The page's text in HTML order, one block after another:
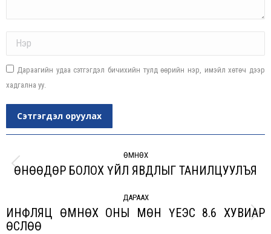
Дараагийн удаа сэтгэгдэл бичихийн тулд өөрийн нэр, имэйл хөтөч дээр
хадгална уу.
Сэтгэгдэл оруулах
navigation
ӨМНӨХ
Previous
ӨНӨӨДӨР БОЛОХ ҮЙЛ ЯВДЛЫГ ТАНИЛЦУУЛЪЯ
ДАРААХ
Next
ИНФЛЯЦ ӨМНӨХ ОНЫ МӨН ҮЕЭС 8.6 ХУВИАР
ӨСЛӨӨ